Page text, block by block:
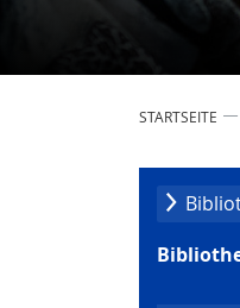
STARTSEITE